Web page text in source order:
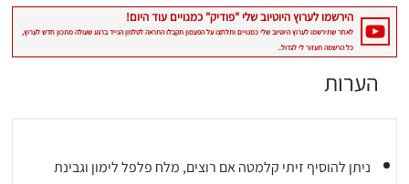
הערות
ניתן להוסיף זיתי קלמטה אם רוצים, מלח פלפל לימון וגבינת